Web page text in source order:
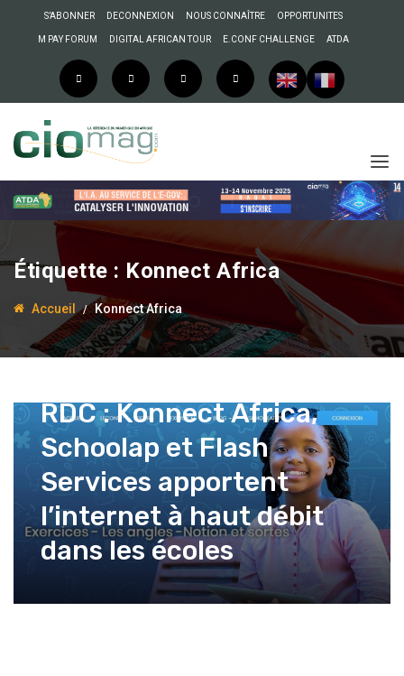
S’ABONNER DECONNEXION NOUS CONNAÎTRE OPPORTUNITES
M PAY FORUM DIGITAL AFRICAN TOUR E.CONF CHALLENGE ATDA
Étiquette : Konnect Africa
Accueil Konnect Africa
RDC : Konnect Africa,
Schoolap et Flash
Services apportent
l’internet à haut débit
dans les écoles